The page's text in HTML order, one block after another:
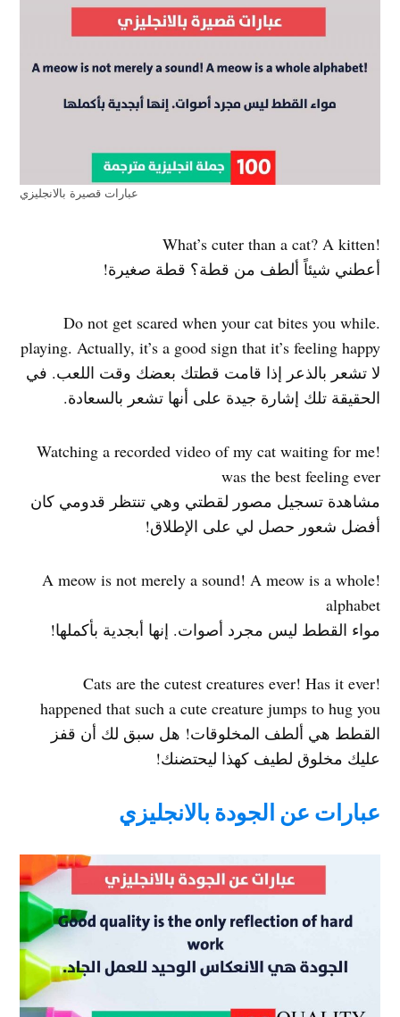
عبارات قصيرة بالانجليزي
!What’s cuter than a cat? A kitten
أعطني شيئاً ألطف من قطة؟ قطة صغيرة!
.Do not get scared when your cat bites you while
playing. Actually, it’s a good sign that it’s feeling happy
لا تشعر بالذعر إذا قامت قطتك بعضك وقت اللعب. في
الحقيقة تلك إشارة جيدة على أنها تشعر بالسعادة.
!Watching a recorded video of my cat waiting for me
was the best feeling ever
مشاهدة تسجيل مصور لقطتي وهي تنتظر قدومي كان
أفضل شعور حصل لي على الإطلاق!
!A meow is not merely a sound! A meow is a whole
alphabet
مواء القطط ليس مجرد أصوات. إنها أبجدية بأكملها!
!Cats are the cutest creatures ever! Has it ever
happened that such a cute creature jumps to hug you
القطط هي ألطف المخلوقات! هل سبق لك أن قفز
عليك مخلوق لطيف كهذا ليحتضنك!
عبارات عن الجودة بالانجليزي